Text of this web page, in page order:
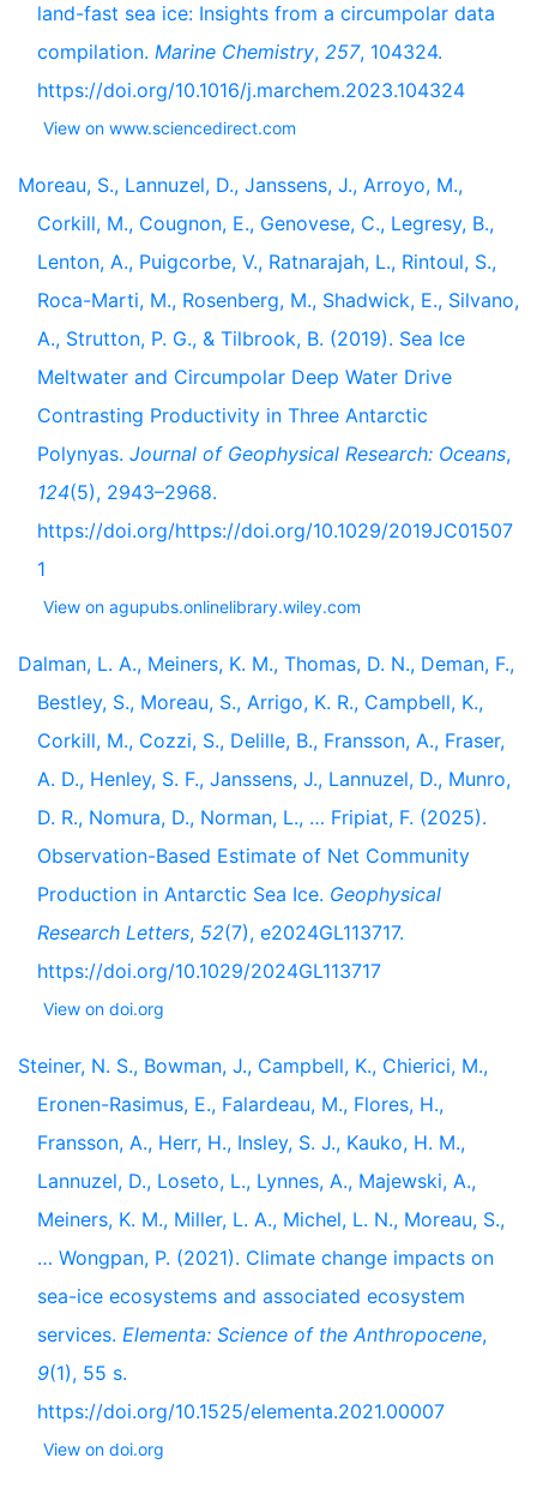
land-fast sea ice: Insights from a circumpolar data
compilation. Marine Chemistry, 257, 104324.
https://doi.org/10.1016/j.marchem.2023.104324
View on www.sciencedirect.com
Moreau, S., Lannuzel, D., Janssens, J., Arroyo, M.,
Corkill, M., Cougnon, E., Genovese, C., Legresy, B.,
Lenton, A., Puigcorbe, V., Ratnarajah, L., Rintoul, S.,
Roca-Marti, M., Rosenberg, M., Shadwick, E., Silvano,
A., Strutton, P. G., & Tilbrook, B. (2019). Sea Ice
Meltwater and Circumpolar Deep Water Drive
Contrasting Productivity in Three Antarctic
Polynyas. Journal of Geophysical Research: Oceans,
124(5), 2943–2968.
https://doi.org/https://doi.org/10.1029/2019JC01507
1
View on agupubs.onlinelibrary.wiley.com
Dalman, L. A., Meiners, K. M., Thomas, D. N., Deman, F.,
Bestley, S., Moreau, S., Arrigo, K. R., Campbell, K.,
Corkill, M., Cozzi, S., Delille, B., Fransson, A., Fraser,
A. D., Henley, S. F., Janssens, J., Lannuzel, D., Munro,
D. R., Nomura, D., Norman, L., … Fripiat, F. (2025).
Observation-Based Estimate of Net Community
Production in Antarctic Sea Ice. Geophysical
Research Letters, 52(7), e2024GL113717.
https://doi.org/10.1029/2024GL113717
View on doi.org
Steiner, N. S., Bowman, J., Campbell, K., Chierici, M.,
Eronen-Rasimus, E., Falardeau, M., Flores, H.,
Fransson, A., Herr, H., Insley, S. J., Kauko, H. M.,
Lannuzel, D., Loseto, L., Lynnes, A., Majewski, A.,
Meiners, K. M., Miller, L. A., Michel, L. N., Moreau, S.,
… Wongpan, P. (2021). Climate change impacts on
sea-ice ecosystems and associated ecosystem
services. Elementa: Science of the Anthropocene,
9(1), 55 s.
https://doi.org/10.1525/elementa.2021.00007
View on doi.org